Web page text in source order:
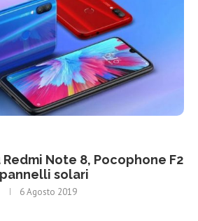
Note 8, Pocophone F2
solari
6 Agosto 2019